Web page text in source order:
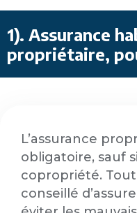
1). Assurance
propriétaire,
L’assurance
obligatoire, sauf
copropriété.
conseillé